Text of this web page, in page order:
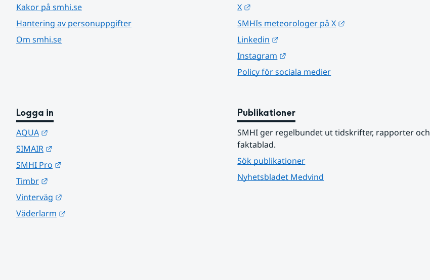
Kakor på smhi.se
Hantering av personuppgifter
Om smhi.se
X
SMHIs meteorologer på X
Linkedin
Instagram
Policy för sociala medier
Logga in
AQUA
SIMAIR
SMHI Pro
Timbr
Vinterväg
Väderlarm
Publikationer
SMHI ger regelbundet ut tidskrifter, rapporter och
faktablad.
Sök publikationer
Nyhetsbladet Medvind